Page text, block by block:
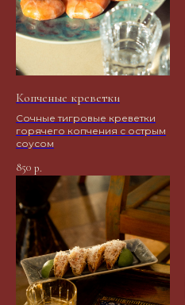
Копченые креветки
Сочные тигровые креветки
горячего копчения с острым
соусом
850 р.